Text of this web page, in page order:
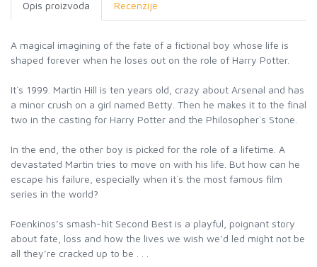
Opis proizvoda Recenzije
A magical imagining of the fate of a fictional boy whose life is
shaped forever when he loses out on the role of Harry Potter.
It`s 1999. Martin Hill is ten years old, crazy about Arsenal and has
a minor crush on a girl named Betty. Then he makes it to the final
two in the casting for Harry Potter and the Philosopher`s Stone.
In the end, the other boy is picked for the role of a lifetime. A
devastated Martin tries to move on with his life. But how can he
escape his failure, especially when it`s the most famous film
series in the world?
Foenkinos’s smash-hit Second Best is a playful, poignant story
about fate, loss and how the lives we wish we’d led might not be
all they’re cracked up to be . . .